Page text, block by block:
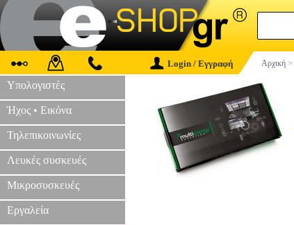
Login / Εγγραφή Αρχική >
Υπολογιστές
Ήχος • Εικόνα
Τηλεπικοινωνίες
Λευκές συσκευές
Μικροσυσκευές
Εργαλεία